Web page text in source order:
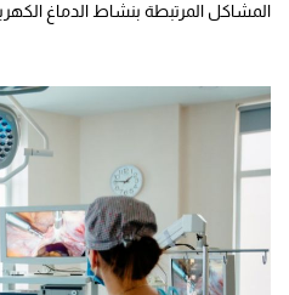
المشاكل المرتبطة بنشاط الدماغ